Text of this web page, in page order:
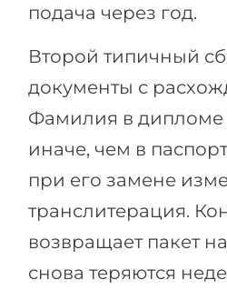
подача через год.
Второй типичный
документы с
Фамилия в дипломе
иначе, чем в
при его замене
транслитерация.
возвращает пакет
снова теряются